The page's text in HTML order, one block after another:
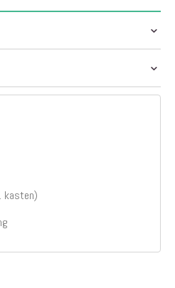
kasten)